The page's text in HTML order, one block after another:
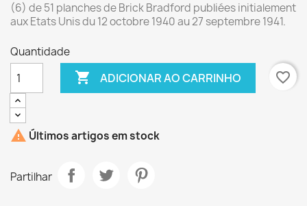
(6) de 51 planches de Brick Bradford publiées initialement
aux Etats Unis du 12 octobre 1940 au 27 septembre 1941.
Quantidade
 ADICIONAR AO CARRINHO favorite_border
 Últimos artigos em stock
Partilhar